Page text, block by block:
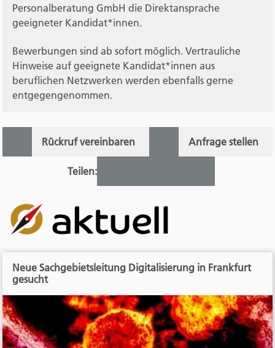
Personalberatung GmbH die Direktansprache
geeigneter Kandidat*innen.
Bewerbungen sind ab sofort möglich. Vertrauliche
Hinweise auf geeignete Kandidat*innen aus
beruflichen Netzwerken werden ebenfalls gerne
entgegengenommen.
Rückruf vereinbaren Anfrage stellen
Teilen:
Neue Sachgebietsleitung Digitalisierung in Frankfurt
gesucht